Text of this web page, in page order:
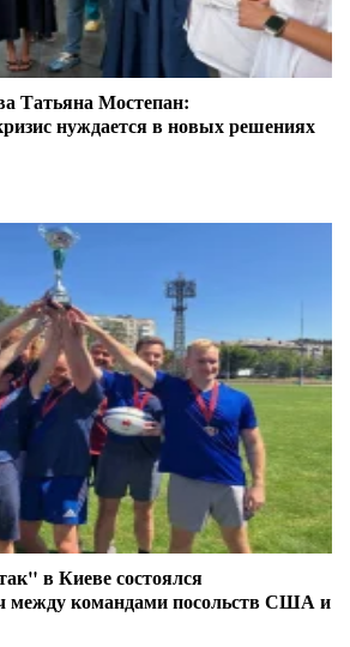
Татьяна Мостепан:
нуждается в новых решениях
в Киеве состоялся
между командами посольств США и